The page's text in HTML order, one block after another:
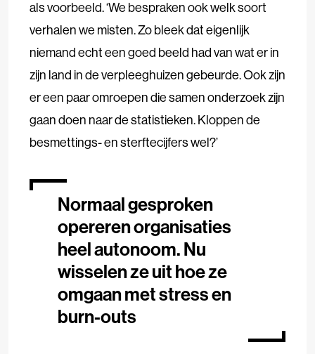
als voorbeeld. ‘We bespraken ook welk soort
verhalen we misten. Zo bleek dat eigenlijk
niemand echt een goed beeld had van wat er in
zijn land in de verpleeghuizen gebeurde. Ook zijn
er een paar omroepen die samen onderzoek zijn
gaan doen naar de statistieken. Kloppen de
besmettings- en sterftecijfers wel?’
Normaal gesproken
opereren organisaties
heel autonoom. Nu
wisselen ze uit hoe ze
omgaan met stress en
burn-outs